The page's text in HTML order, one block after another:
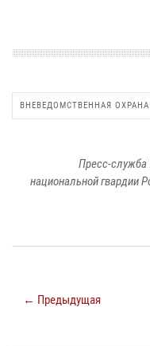
ВНЕВЕДОМСТВЕННАЯ ОХРАНА
Пресс-служба
национальной гвардии
← Предыдущая